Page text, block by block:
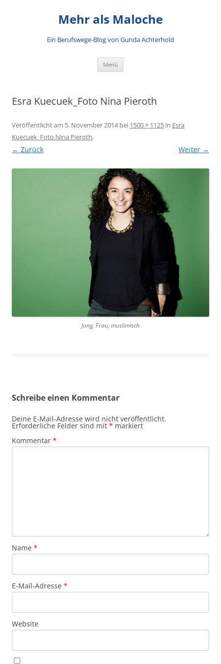
Mehr als Maloche
Ein Berufswege-Blog von Gunda Achterhold
Menü
Esra Kuecuek_Foto Nina Pieroth
Veröffentlicht am 5. November 2014bei 1500 × 1125 in Esra
Kuecuek_Foto Nina Pieroth.
← Zurück Weiter →
Jung, Frau, muslimisch
Schreibe einen Kommentar
Deine E-Mail-Adresse wird nicht veröffentlicht.
Erforderliche Felder sind mit * markiert
Kommentar *
Name *
E-Mail-Adresse *
Website